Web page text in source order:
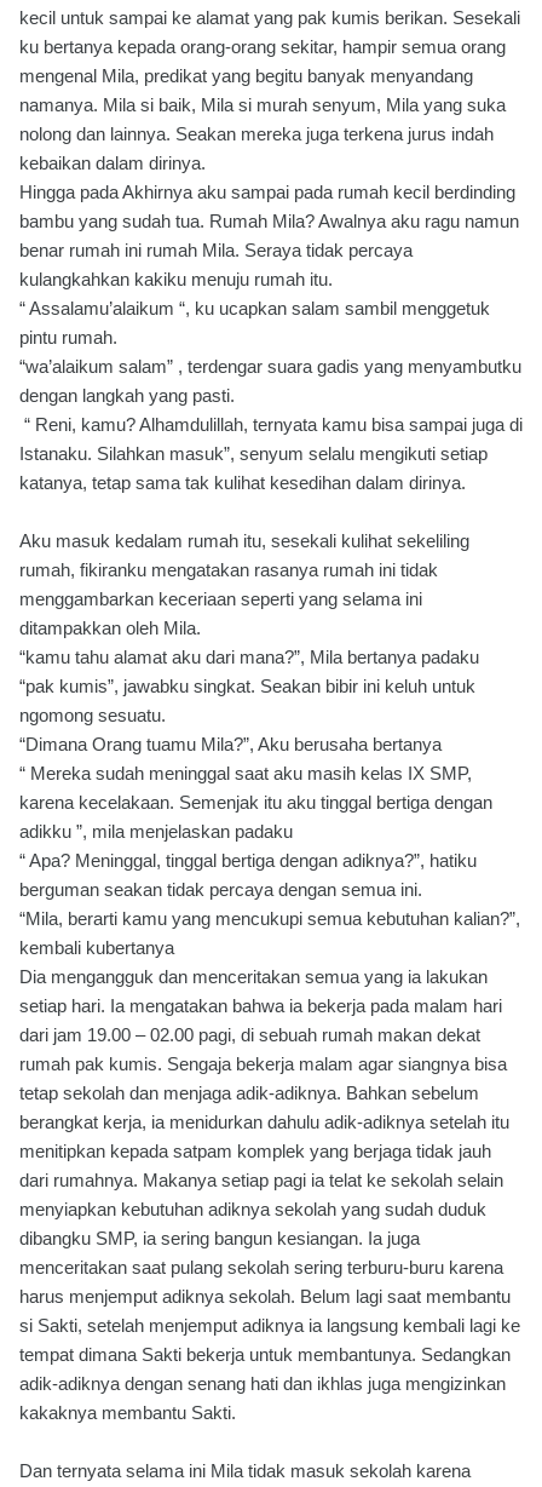
kecil untuk sampai ke alamat yang pak kumis berikan. Sesekali
ku bertanya kepada orang-orang sekitar, hampir semua orang
mengenal Mila, predikat yang begitu banyak menyandang
namanya. Mila si baik, Mila si murah senyum, Mila yang suka
nolong dan lainnya. Seakan mereka juga terkena jurus indah
kebaikan dalam dirinya.
Hingga pada Akhirnya aku sampai pada rumah kecil berdinding
bambu yang sudah tua. Rumah Mila? Awalnya aku ragu namun
benar rumah ini rumah Mila. Seraya tidak percaya
kulangkahkan kakiku menuju rumah itu.
“ Assalamu’alaikum “, ku ucapkan salam sambil menggetuk
pintu rumah.
“wa’alaikum salam” , terdengar suara gadis yang menyambutku
dengan langkah yang pasti.
“ Reni, kamu? Alhamdulillah, ternyata kamu bisa sampai juga di
Istanaku. Silahkan masuk”, senyum selalu mengikuti setiap
katanya, tetap sama tak kulihat kesedihan dalam dirinya.
Aku masuk kedalam rumah itu, sesekali kulihat sekeliling
rumah, fikiranku mengatakan rasanya rumah ini tidak
menggambarkan keceriaan seperti yang selama ini
ditampakkan oleh Mila.
“kamu tahu alamat aku dari mana?”, Mila bertanya padaku
“pak kumis”, jawabku singkat. Seakan bibir ini keluh untuk
ngomong sesuatu.
“Dimana Orang tuamu Mila?”, Aku berusaha bertanya
“ Mereka sudah meninggal saat aku masih kelas IX SMP,
karena kecelakaan. Semenjak itu aku tinggal bertiga dengan
adikku ”, mila menjelaskan padaku
“ Apa? Meninggal, tinggal bertiga dengan adiknya?”, hatiku
berguman seakan tidak percaya dengan semua ini.
“Mila, berarti kamu yang mencukupi semua kebutuhan kalian?”,
kembali kubertanya
Dia mengangguk dan menceritakan semua yang ia lakukan
setiap hari. Ia mengatakan bahwa ia bekerja pada malam hari
dari jam 19.00 – 02.00 pagi, di sebuah rumah makan dekat
rumah pak kumis. Sengaja bekerja malam agar siangnya bisa
tetap sekolah dan menjaga adik-adiknya. Bahkan sebelum
berangkat kerja, ia menidurkan dahulu adik-adiknya setelah itu
menitipkan kepada satpam komplek yang berjaga tidak jauh
dari rumahnya. Makanya setiap pagi ia telat ke sekolah selain
menyiapkan kebutuhan adiknya sekolah yang sudah duduk
dibangku SMP, ia sering bangun kesiangan. Ia juga
menceritakan saat pulang sekolah sering terburu-buru karena
harus menjemput adiknya sekolah. Belum lagi saat membantu
si Sakti, setelah menjemput adiknya ia langsung kembali lagi ke
tempat dimana Sakti bekerja untuk membantunya. Sedangkan
adik-adiknya dengan senang hati dan ikhlas juga mengizinkan
kakaknya membantu Sakti.
Dan ternyata selama ini Mila tidak masuk sekolah karena